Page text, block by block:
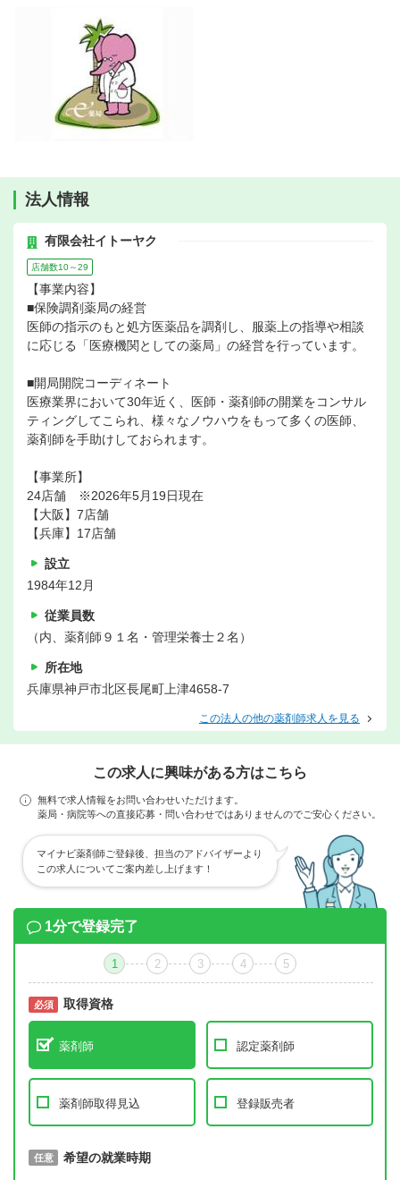
法人情報
有限会社イトーヤク
店舗数10～29
【事業内容】
■保険調剤薬局の経営
医師の指示のもと処方医薬品を調剤し、服薬上の指導や相談
に応じる「医療機関としての薬局」の経営を行っています。
■開局開院コーディネート
医療業界において30年近く、医師・薬剤師の開業をコンサル
ティングしてこられ、様々なノウハウをもって多くの医師、
薬剤師を手助けしておられます。
【事業所】
24店舗 ※2026年5月19日現在
【大阪】7店舗
【兵庫】17店舗
設立
1984年12月
従業員数
（内、薬剤師９１名・管理栄養士２名）
所在地
兵庫県神戸市北区長尾町上津4658-7
この法人の他の薬剤師求人を見る
この求人に興味がある方はこちら
無料で求人情報をお問い合わせいただけます。
薬局・病院等への直接応募・問い合わせではありませんのでご安心ください。
マイナビ薬剤師ご登録後、担当のアドバイザーより
この求人についてご案内差し上げます！
1分で登録完了
1 2 3 4 5
必須 取得資格
薬剤師 認定薬剤師
薬剤師取得見込 登録販売者
必須 取得予定年
任意 希望の就業時期